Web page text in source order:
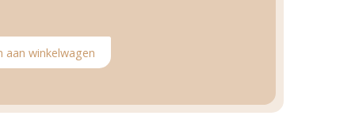
aan winkelwagen